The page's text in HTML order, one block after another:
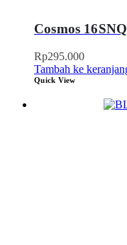
Cosmos
Rp295.000
Tambah ke
Quick View